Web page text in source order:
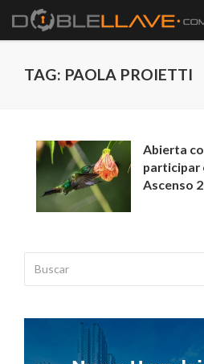
TAG: PAOLA PROIETTI
Abierta
participar
Ascenso